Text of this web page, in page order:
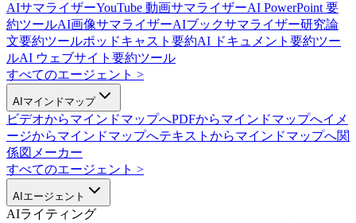
AIサマライザーYouTube 動画サマライザーAI PowerPoint 要
約ツールAI画像サマライザーAIブックサマライザー研究論
文要約ツールポッドキャスト要約AI ドキュメント要約ツー
ルAI ウェブサイト要約ツール
すべてのエージェント >
AIマインドマップ
ビデオからマインドマップへPDFからマインドマップへイメ
ージからマインドマップへテキストからマインドマップへ関
係図メーカー
すべてのエージェント >
AIエージェント
AIライティング